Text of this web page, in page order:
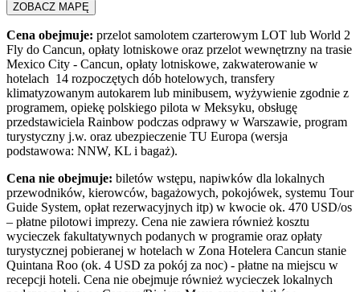
ZOBACZ MAPĘ
Cena obejmuje: przelot samolotem czarterowym LOT lub World 2
Fly do Cancun, opłaty lotniskowe oraz przelot wewnętrzny na trasie
Mexico City - Cancun, opłaty lotniskowe, zakwaterowanie w
hotelach 14 rozpoczętych dób hotelowych, transfery
klimatyzowanym autokarem lub minibusem, wyżywienie zgodnie z
programem, opiekę polskiego pilota w Meksyku, obsługę
przedstawiciela Rainbow podczas odprawy w Warszawie, program
turystyczny j.w. oraz ubezpieczenie TU Europa (wersja
podstawowa: NNW, KL i bagaż).
Cena nie obejmuje: biletów wstępu, napiwków dla lokalnych
przewodników, kierowców, bagażowych, pokojówek, systemu Tour
Guide System, opłat rezerwacyjnych itp) w kwocie ok. 470 USD/os
– płatne pilotowi imprezy. Cena nie zawiera również kosztu
wycieczek fakultatywnych podanych w programie oraz opłaty
turystycznej pobieranej w hotelach w Zona Hotelera Cancun stanie
Quintana Roo (ok. 4 USD za pokój za noc) - płatne na miejscu w
recepcji hoteli. Cena nie obejmuje również wycieczek lokalnych